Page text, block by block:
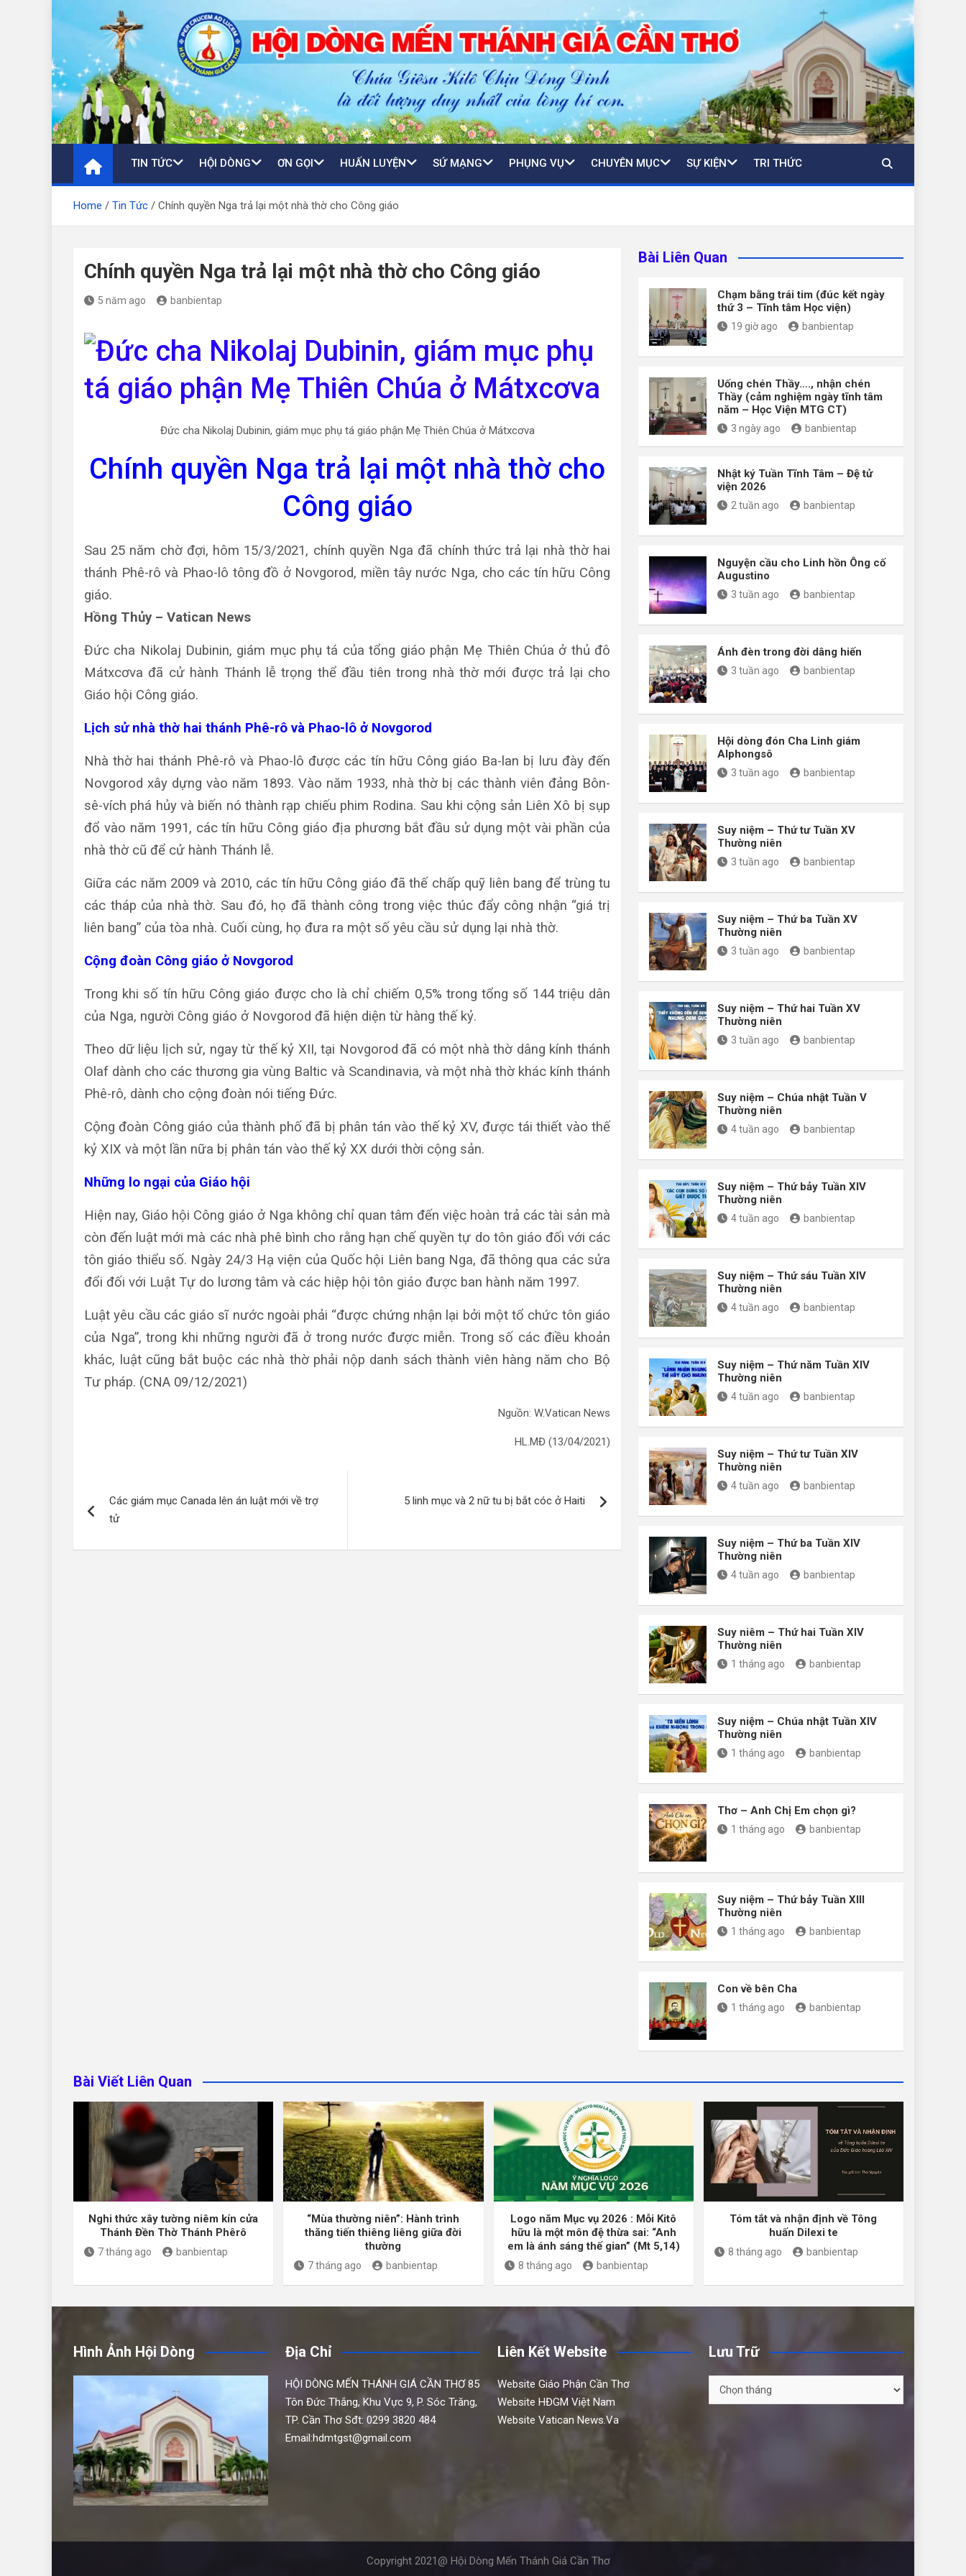
TIN TỨC HỘI DÒNG ƠN GỌI HUẤN LUYỆN SỨ MẠNG PHỤNG VỤ CHUYÊN MỤC SỰ KIỆN TRI THỨC
Home Tin Tức Chính quyền Nga trả lại một nhà thờ cho Công giáo
Chính quyền Nga trả lại một nhà thờ cho Công giáo
5 năm ago banbientap
Đức cha Nikolaj Dubinin, giám mục phụ tá giáo phận Mẹ Thiên Chúa ở Mátxcơva
Chính quyền Nga trả lại một nhà thờ cho
Công giáo
Sau 25 năm chờ đợi, hôm 15/3/2021, chính quyền Nga đã chính thức trả lại nhà thờ hai
thánh Phê-rô và Phao-lô tông đồ ở Novgorod, miền tây nước Nga, cho các tín hữu Công
giáo.
Hồng Thủy – Vatican News
Đức cha Nikolaj Dubinin, giám mục phụ tá của tổng giáo phận Mẹ Thiên Chúa ở thủ đô
Mátxcơva đã cử hành Thánh lễ trọng thể đầu tiên trong nhà thờ mới được trả lại cho
Giáo hội Công giáo.
Lịch sử nhà thờ hai thánh Phê-rô và Phao-lô ở Novgorod
Nhà thờ hai thánh Phê-rô và Phao-lô được các tín hữu Công giáo Ba-lan bị lưu đày đến
Novgorod xây dựng vào năm 1893. Vào năm 1933, nhà thờ bị các thành viên đảng Bôn-
sê-vích phá hủy và biến nó thành rạp chiếu phim Rodina. Sau khi cộng sản Liên Xô bị sụp
đổ vào năm 1991, các tín hữu Công giáo địa phương bắt đầu sử dụng một vài phần của
nhà thờ cũ để cử hành Thánh lễ.
Giữa các năm 2009 và 2010, các tín hữu Công giáo đã thế chấp quỹ liên bang để trùng tu
các tháp của nhà thờ. Sau đó, họ đã thành công trong việc thúc đẩy công nhận “giá trị
liên bang” của tòa nhà. Cuối cùng, họ đưa ra một số yêu cầu sử dụng lại nhà thờ.
Cộng đoàn Công giáo ở Novgorod
Trong khi số tín hữu Công giáo được cho là chỉ chiếm 0,5% trong tổng số 144 triệu dân
của Nga, người Công giáo ở Novgorod đã hiện diện từ hàng thế kỷ.
Theo dữ liệu lịch sử, ngay từ thế kỷ XII, tại Novgorod đã có một nhà thờ dâng kính thánh
Olaf dành cho các thương gia vùng Baltic và Scandinavia, và một nhà thờ khác kính thánh
Phê-rô, dành cho cộng đoàn nói tiếng Đức.
Cộng đoàn Công giáo của thành phố đã bị phân tán vào thế kỷ XV, được tái thiết vào thế
kỷ XIX và một lần nữa bị phân tán vào thế kỷ XX dưới thời cộng sản.
Những lo ngại của Giáo hội
Hiện nay, Giáo hội Công giáo ở Nga không chỉ quan tâm đến việc hoàn trả các tài sản mà
còn đến luật mới mà các nhà phê bình cho rằng hạn chế quyền tự do tôn giáo đối với các
tôn giáo thiểu số. Ngày 24/3 Hạ viện của Quốc hội Liên bang Nga, đã thông qua các sửa
đổi đối với Luật Tự do lương tâm và các hiệp hội tôn giáo được ban hành năm 1997.
Luật yêu cầu các giáo sĩ nước ngoài phải “được chứng nhận lại bởi một tổ chức tôn giáo
của Nga”, trong khi những người đã ở trong nước được miễn. Trong số các điều khoản
khác, luật cũng bắt buộc các nhà thờ phải nộp danh sách thành viên hàng năm cho Bộ
Tư pháp. (CNA 09/12/2021)
Nguồn: W.Vatican News
HL.MĐ (13/04/2021)
hướng
bài
Các giám mục Canada lên án luật mới về trợ
tử
5 linh mục và 2 nữ tu bị bắt cóc ở Haiti
Bài Liên Quan
Chạm bằng trái tim (đúc kết ngày
thứ 3 – Tĩnh tâm Học viện)
19 giờ ago banbientap
Uống chén Thầy…., nhận chén
Thầy (cảm nghiệm ngày tĩnh tâm
năm – Học Viện MTG CT)
3 ngày ago banbientap
Nhật ký Tuần Tĩnh Tâm – Đệ tử
viện 2026
2 tuần ago banbientap
Nguyện cầu cho Linh hồn Ông cố
Augustino
3 tuần ago banbientap
Ánh đèn trong đời dâng hiến
3 tuần ago banbientap
Hội dòng đón Cha Linh giám
Alphongsô
3 tuần ago banbientap
Suy niệm – Thứ tư Tuần XV
Thường niên
3 tuần ago banbientap
Suy niệm – Thứ ba Tuần XV
Thường niên
3 tuần ago banbientap
Suy niệm – Thứ hai Tuần XV
Thường niên
3 tuần ago banbientap
Suy niệm – Chúa nhật Tuần V
Thường niên
4 tuần ago banbientap
Suy niệm – Thứ bảy Tuần XIV
Thường niên
4 tuần ago banbientap
Suy niệm – Thứ sáu Tuần XIV
Thường niên
4 tuần ago banbientap
Suy niệm – Thứ năm Tuần XIV
Thường niên
4 tuần ago banbientap
Suy niệm – Thứ tư Tuần XIV
Thường niên
4 tuần ago banbientap
Suy niệm – Thứ ba Tuần XIV
Thường niên
4 tuần ago banbientap
Suy niêm – Thứ hai Tuần XIV
Thường niên
1 tháng ago banbientap
Suy niệm – Chúa nhật Tuần XIV
Thường niên
1 tháng ago banbientap
Thơ – Anh Chị Em chọn gì?
1 tháng ago banbientap
Suy niệm – Thứ bảy Tuần XIII
Thường niên
1 tháng ago banbientap
Con về bên Cha
1 tháng ago banbientap
Bài Viết Liên Quan
Nghi thức xây tường niêm kín cửa
Thánh Đền Thờ Thánh Phêrô
7 tháng ago banbientap
“Mùa thường niên”: Hành trình
thăng tiến thiêng liêng giữa đời
thường
7 tháng ago banbientap
Logo năm Mục vụ 2026 : Mỗi Kitô
hữu là một môn đệ thừa sai: “Anh
em là ánh sáng thế gian” (Mt 5,14)
8 tháng ago banbientap
Tóm tắt và nhận định về Tông
huấn Dilexi te
8 tháng ago banbientap
Hình Ảnh Hội Dòng Địa Chỉ
HỘI DÒNG MẾN THÁNH GIÁ CẦN THƠ 85
Tôn Đức Thắng, Khu Vực 9, P. Sóc Trăng,
TP. Cần Thơ Sđt: 0299 3820 484
Email:hdmtgst@gmail.com
Liên Kết Website
Website Giáo Phận Cần Thơ
Website HĐGM Việt Nam
Website Vatican News.Va
Lưu Trữ
Lưu
Trữ
Copyright 2021@ Hội Dòng Mến Thánh Giá Cần Thơ